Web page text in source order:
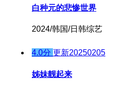
白种元的悲惨世界
2024/韩国/日韩综艺
4.0分 更新20250205
姊妹靓起来